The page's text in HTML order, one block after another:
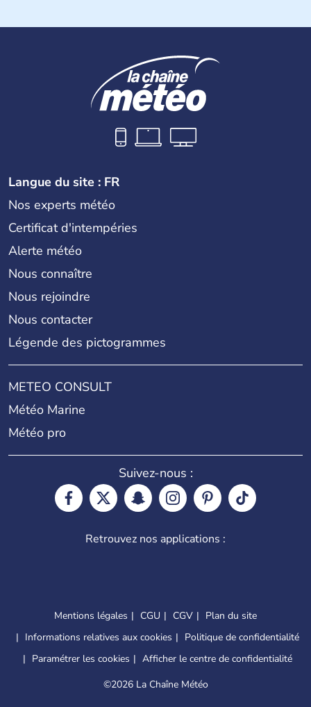
Langue du site : FR
Nos experts météo
Certificat d'intempéries
Alerte météo
Nous connaître
Nous rejoindre
Nous contacter
Légende des pictogrammes
METEO CONSULT
Météo Marine
Météo pro
Suivez-nous :
Retrouvez nos applications :
Mentions légales CGU CGV
Plan du site
Informations relatives aux cookies
Politique de confidentialité
Paramétrer les cookies
Afficher le centre de confidentialité
©2026 La Chaîne Météo